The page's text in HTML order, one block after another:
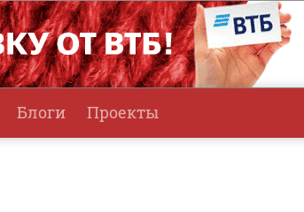
Блоги Проекты